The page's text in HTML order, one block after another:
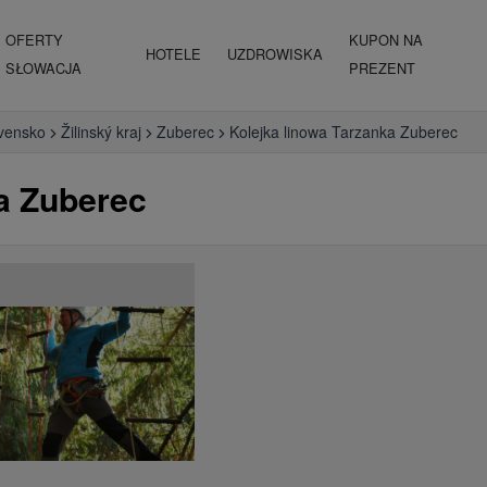
OFERTY
SŁOWACJA
HOTELE UZDROWISKA
KUPON NA
PREZENT
Žilinský kraj Zuberec Kolejka linowa Tarzanka Zuberec
Zuberec